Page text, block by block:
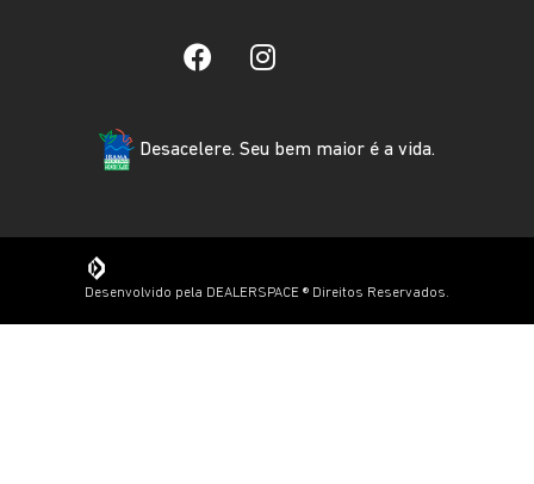
Desacelere. Seu bem maior é a vida.
Desenvolvido pela DEALERSPACE ® Direitos Reservados.